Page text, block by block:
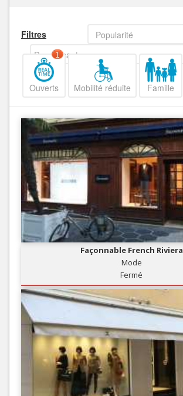
Filtres
Popularité
Decroissant
Ouverts
1
Mobilité réduite Famille
Façonnable French Riviera
Mode
Fermé